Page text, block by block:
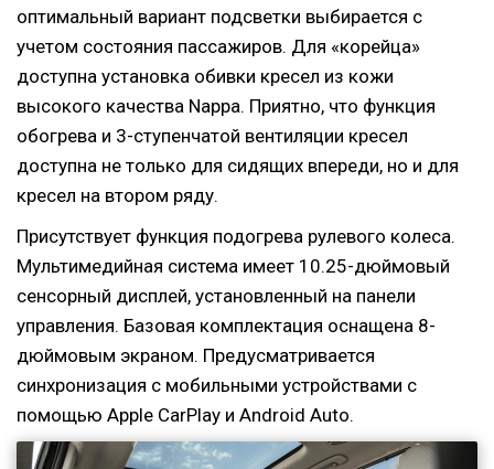
оптимальный вариант подсветки выбирается с
учетом состояния пассажиров. Для «корейца»
доступна установка обивки кресел из кожи
высокого качества Nappa. Приятно, что функция
обогрева и 3-ступенчатой вентиляции кресел
доступна не только для сидящих впереди, но и для
кресел на втором ряду.
Присутствует функция подогрева рулевого колеса.
Мультимедийная система имеет 10.25-дюймовый
сенсорный дисплей, установленный на панели
управления. Базовая комплектация оснащена 8-
дюймовым экраном. Предусматривается
синхронизация с мобильными устройствами с
помощью Apple CarPlay и Android Auto.